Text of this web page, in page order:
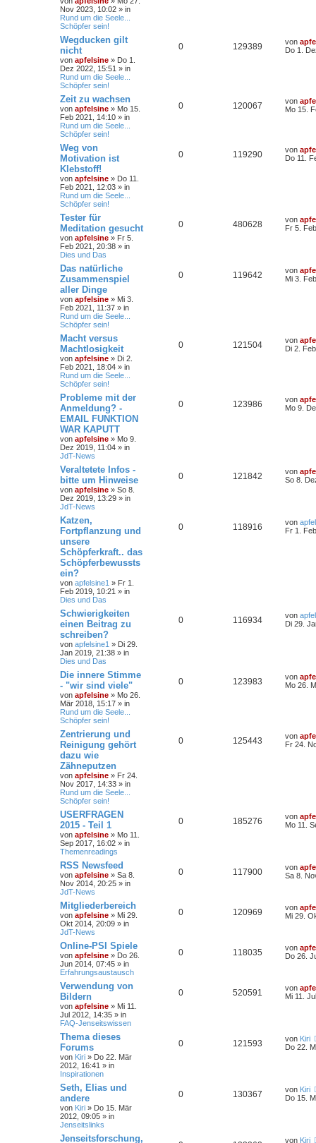
Nov 2023, 10:02 » in
Rund um die Seele...
Schöpfer sein!
Wegducken gilt
nicht
von apfelsine » Do 1.
Dez 2022, 15:51 » in
Rund um die Seele...
Schöpfer sein!
0 129389 von
Do 1.
Zeit zu wachsen
von apfelsine » Mo 15.
Feb 2021, 14:10 » in
Rund um die Seele...
Schöpfer sein!
0 120067 von
Mo 15.
Weg von
Motivation ist
Klebstoff!
von apfelsine » Do 11.
Feb 2021, 12:03 » in
Rund um die Seele...
Schöpfer sein!
0 119290 von
Do 11.
Tester für
Meditation gesucht
von apfelsine » Fr 5.
Feb 2021, 20:38 » in
Dies und Das
0 480628 von
Fr 5.
Das natürliche
Zusammenspiel
aller Dinge
von apfelsine » Mi 3.
Feb 2021, 11:37 » in
Rund um die Seele...
Schöpfer sein!
0 119642 von
Mi 3.
Macht versus
Machtlosigkeit
von apfelsine » Di 2.
Feb 2021, 18:04 » in
Rund um die Seele...
Schöpfer sein!
0 121504 von
Di 2.
Probleme mit der
Anmeldung? -
EMAIL FUNKTION
WAR KAPUTT
von apfelsine » Mo 9.
Dez 2019, 11:04 » in
JdT-News
0 123986 von
Mo 9.
Veraltetete Infos -
bitte um Hinweise
von apfelsine » So 8.
Dez 2019, 13:29 » in
JdT-News
0 121842 von
So 8.
Katzen,
Fortpflanzung und
unsere
Schöpferkraft.. das
Schöpferbewussts
ein?
von apfelsine1 » Fr 1.
Feb 2019, 10:21 » in
Dies und Das
0 118916 von
Fr 1.
Schwierigkeiten
einen Beitrag zu
schreiben?
von apfelsine1 » Di 29.
Jan 2019, 21:38 » in
Dies und Das
0 116934 von
Di 29.
Die innere Stimme
- "wir sind viele"
von apfelsine » Mo 26.
Mär 2018, 15:17 » in
Rund um die Seele...
Schöpfer sein!
0 123983 von
Mo 26.
Zentrierung und
Reinigung gehört
dazu wie
Zähneputzen
von apfelsine » Fr 24.
Nov 2017, 14:33 » in
Rund um die Seele...
Schöpfer sein!
0 125443 von
Fr 24.
USERFRAGEN
2015 - Teil 1
von apfelsine » Mo 11.
Sep 2017, 16:02 » in
Themenreadings
0 185276 von
Mo 11.
RSS Newsfeed
von apfelsine » Sa 8.
Nov 2014, 20:25 » in
JdT-News
0 117900 von
Sa 8.
Mitgliederbereich
von apfelsine » Mi 29.
Okt 2014, 20:09 » in
JdT-News
0 120969 von
Mi 29.
Online-PSI Spiele
von apfelsine » Do 26.
Jun 2014, 07:45 » in
Erfahrungsaustausch
0 118035 von
Do 26.
Verwendung von
Bildern
von apfelsine » Mi 11.
Jul 2012, 14:35 » in
FAQ-Jenseitswissen
0 520591 von
Mi 11.
Thema dieses
Forums
von Kiri » Do 22. Mär
2012, 16:41 » in
Inspirationen
0 121593 von Kiri
Do 22.
Seth, Elias und
andere
von Kiri » Do 15. Mär
2012, 09:05 » in
Jenseitslinks
0 130367 von Kiri
Do 15.
Jenseitsforschung, von Kiri